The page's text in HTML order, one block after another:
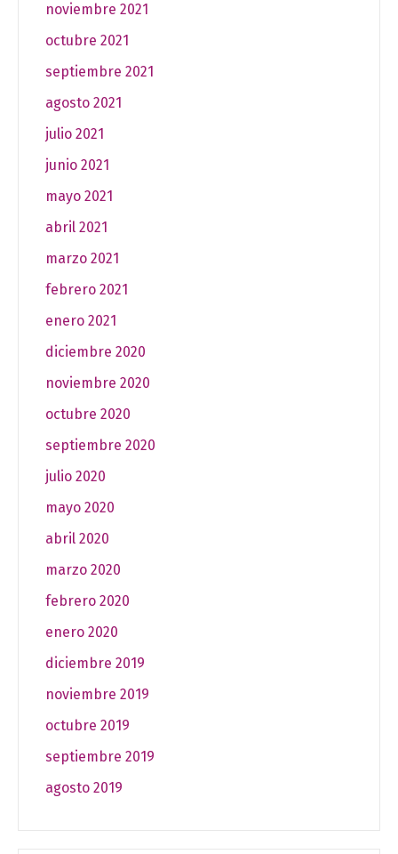
noviembre 2021
octubre 2021
septiembre 2021
agosto 2021
julio 2021
junio 2021
mayo 2021
abril 2021
marzo 2021
febrero 2021
enero 2021
diciembre 2020
noviembre 2020
octubre 2020
septiembre 2020
julio 2020
mayo 2020
abril 2020
marzo 2020
febrero 2020
enero 2020
diciembre 2019
noviembre 2019
octubre 2019
septiembre 2019
agosto 2019